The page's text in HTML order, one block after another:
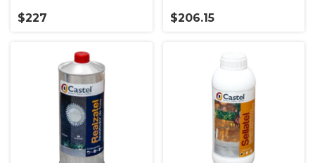
$227 $206.15